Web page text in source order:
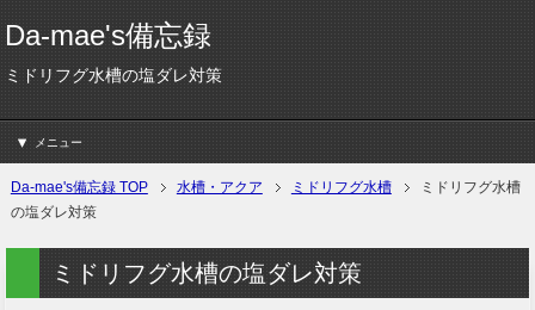
Da-mae's備忘録
ミドリフグ水槽の塩ダレ対策
メニュー
Da-mae's備忘録 TOP 水槽・アクア ミドリフグ水槽
ミドリフグ水槽
の塩ダレ対策
ミドリフグ水槽の塩ダレ対策